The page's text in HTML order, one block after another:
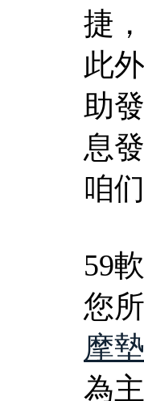
捷
此
助
息
咱
59
您
摩墊
為